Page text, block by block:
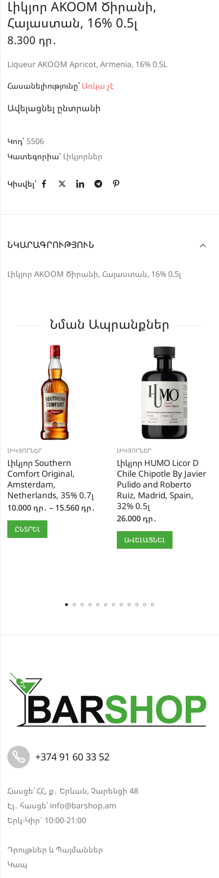
Լիկյոր AKOOM Ծիրանի,
Հայաստան, 16% 0.5լ
8.300 դր․
Liqueur AKOOM Apricot, Armenia, 16% 0.5L
Հասանելիությունը՝ Առկա չէ
Ավելացնել ընտրանի
Կոդ՝ 5506
Կատեգորիա՝ Լիկյորներ
Կիսվել՝
ՆԿԱՐԱԳՐՈՒԹՅՈՒՆ
Լիկյոր AKOOM Ծիրանի, Հայաստան, 16% 0.5լ
Նման Ապրանքներ
ԼԻԿՅՈՐՆԵՐ
Լիկյոր Southern
Comfort Original,
Amsterdam,
Netherlands, 35% 0.7լ
10.000 դր․ – 15.560 դր․
ԸՆՏՐԵԼ
ԼԻԿՅՈՐՆԵՐ
Լիկյոր HUMO Licor D
Chile Chipotle By Javier
Pulido and Roberto
Ruiz, Madrid, Spain,
32% 0.5լ
26.000 դր․
ԱՎԵԼԱՑՆԵԼ
+374 91 60 33 52
Հասցե՝ ՀՀ, ք․ Երևան, Չարենցի 48
Էլ․ հասցե՝ info@barshop.am
Երկ-Կիր` 10։00-21։00
Դրույթներ և Պայմաններ
Կապ